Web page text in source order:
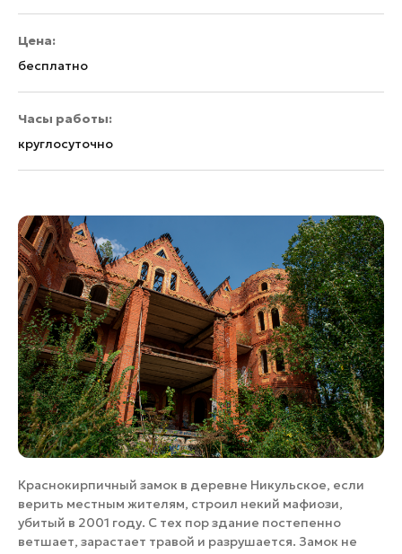
Цена:
бесплатно
Часы работы:
круглосуточно
Краснокирпичный замок в деревне Никульское, если
верить местным жителям, строил некий мафиози,
убитый в 2001 году. С тех пор здание постепенно
ветшает, зарастает травой и разрушается. Замок не